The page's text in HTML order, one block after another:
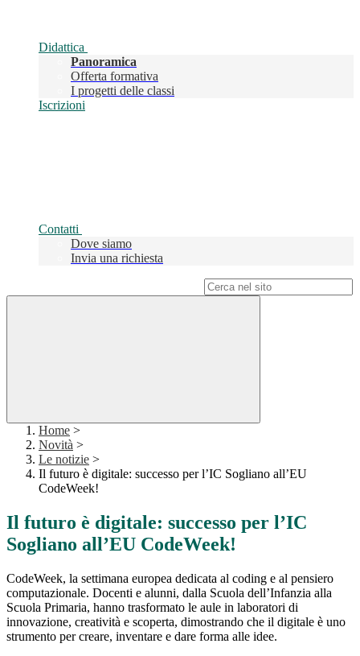
Didattica
Panoramica
Offerta formativa
I progetti delle classi
Iscrizioni
Contatti
Dove siamo
Invia una richiesta
Home >
Novità >
Le notizie >
Il futuro è digitale: successo per l’IC Sogliano all’EU
CodeWeek!
Il futuro è digitale: successo per l’IC
Sogliano all’EU CodeWeek!
CodeWeek, la settimana europea dedicata al coding e al pensiero
computazionale. Docenti e alunni, dalla Scuola dell’Infanzia alla
Scuola Primaria, hanno trasformato le aule in laboratori di
innovazione, creatività e scoperta, dimostrando che il digitale è uno
strumento per creare, inventare e dare forma alle idee.